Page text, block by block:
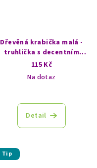
Dřevěná krabička malá -
truhlička s decentním
vzorem - Buddha
115 Kč
Na dotaz
Detail
Tip